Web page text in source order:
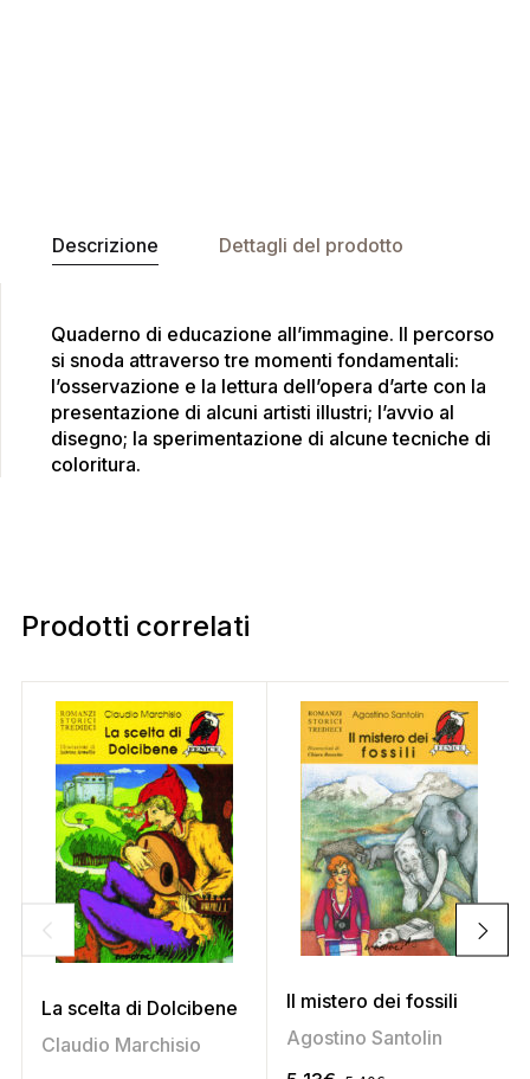
Descrizione Dettagli del prodotto
Quaderno di educazione all’immagine. Il percorso
si snoda attraverso tre momenti fondamentali:
l’osservazione e la lettura dell’opera d’arte con la
presentazione di alcuni artisti illustri; l’avvio al
disegno; la sperimentazione di alcune tecniche di
coloritura.
Prodotti correlati
La scelta di Dolcibene
Claudio Marchisio
Il mistero dei fossili
Agostino Santolin